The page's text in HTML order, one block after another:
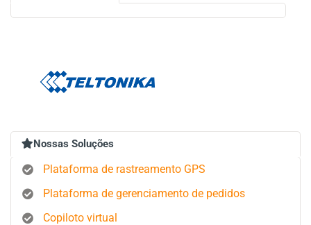
Nossas Soluções
Plataforma de rastreamento GPS
Plataforma de gerenciamento de pedidos
Copiloto virtual